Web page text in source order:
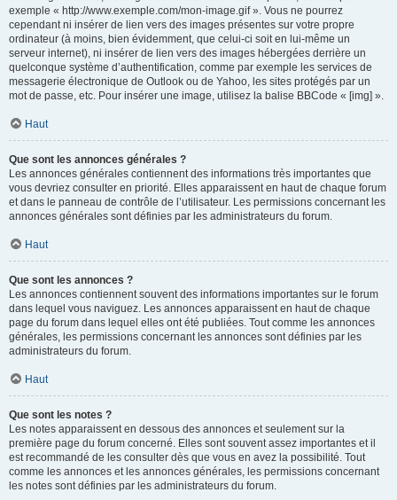
exemple « http://www.exemple.com/mon-image.gif ». Vous ne pourrez
cependant ni insérer de lien vers des images présentes sur votre propre
ordinateur (à moins, bien évidemment, que celui-ci soit en lui-même un
serveur internet), ni insérer de lien vers des images hébergées derrière un
quelconque système d’authentification, comme par exemple les services de
messagerie électronique de Outlook ou de Yahoo, les sites protégés par un
mot de passe, etc. Pour insérer une image, utilisez la balise BBCode « [img] ».
Haut
Que sont les annonces générales ?
Les annonces générales contiennent des informations très importantes que
vous devriez consulter en priorité. Elles apparaissent en haut de chaque forum
et dans le panneau de contrôle de l’utilisateur. Les permissions concernant les
annonces générales sont définies par les administrateurs du forum.
Haut
Que sont les annonces ?
Les annonces contiennent souvent des informations importantes sur le forum
dans lequel vous naviguez. Les annonces apparaissent en haut de chaque
page du forum dans lequel elles ont été publiées. Tout comme les annonces
générales, les permissions concernant les annonces sont définies par les
administrateurs du forum.
Haut
Que sont les notes ?
Les notes apparaissent en dessous des annonces et seulement sur la
première page du forum concerné. Elles sont souvent assez importantes et il
est recommandé de les consulter dès que vous en avez la possibilité. Tout
comme les annonces et les annonces générales, les permissions concernant
les notes sont définies par les administrateurs du forum.